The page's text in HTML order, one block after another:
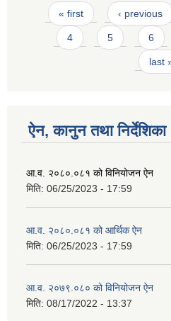
Pages
« first ‹ previous
4 5 6
last
ऐन, कानुन तथा निर्देशिका
आ.व. २०८०.०८१ को विनियोजन ऐन
मिति: 06/25/2023 - 17:59
आ.व. २०८०.०८१ को आर्थिक ऐन
मिति: 06/25/2023 - 17:59
आ.व. २०७९.०८० को विनियोजन ऐन
मिति: 08/17/2022 - 13:37